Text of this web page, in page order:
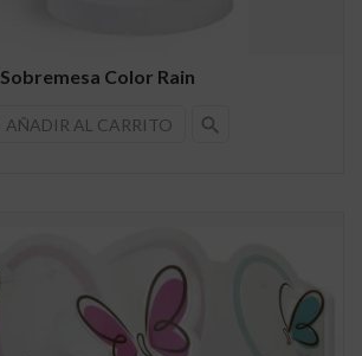
Sobremesa Color Rain
AÑADIR AL CARRITO search